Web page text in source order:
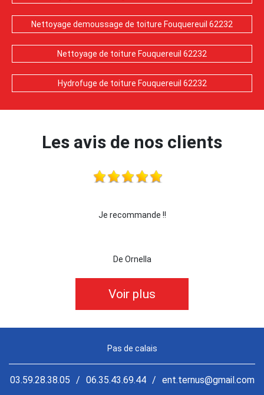
Nettoyage demoussage de toiture Fouquereuil 62232
Nettoyage de toiture Fouquereuil 62232
Hydrofuge de toiture Fouquereuil 62232
Les avis de nos clients
Je recommande !!
De Ornella
Voir plus
Pas de calais
03.59.28.38.05 / 06.35.43.69.44 / ent.ternus@gmail.com